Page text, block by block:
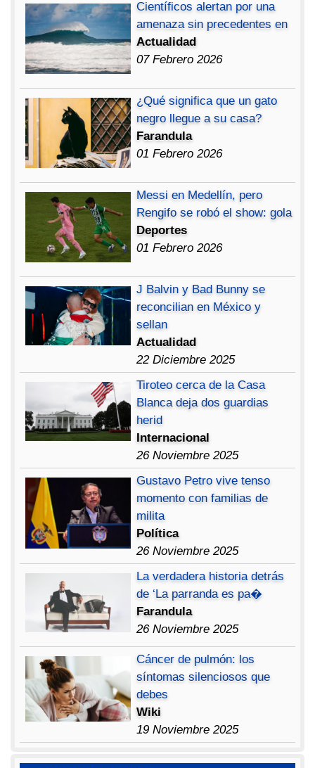
Científicos alertan por una
amenaza sin precedentes en
Actualidad
07 Febrero 2026
¿Qué significa que un gato
negro llegue a su casa?
Farandula
01 Febrero 2026
Messi en Medellín, pero
Rengifo se robó el show: gola
Deportes
01 Febrero 2026
J Balvin y Bad Bunny se
reconcilian en México y
sellan
Actualidad
22 Diciembre 2025
Tiroteo cerca de la Casa
Blanca deja dos guardias
herid
Internacional
26 Noviembre 2025
Gustavo Petro vive tenso
momento con familias de
milita
Política
26 Noviembre 2025
La verdadera historia detrás
de ‘La parranda es pa�
Farandula
26 Noviembre 2025
Cáncer de pulmón: los
síntomas silenciosos que
debes
Wiki
19 Noviembre 2025